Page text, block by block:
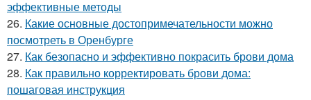
эффективные методы
26. Какие основные достопримечательности можно
посмотреть в Оренбурге
27. Как безопасно и эффективно покрасить брови дома
28. Как правильно корректировать брови дома:
пошаговая инструкция